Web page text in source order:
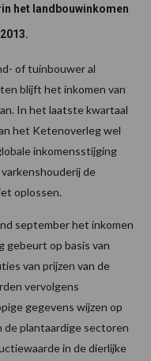
het landbouwinkomen
of tuinbouwer al
blijft het inkomen van
In het laatste kwartaal
het Ketenoverleg wel
inkomensstijging
de
oplossen.
september het inkomen
gebeurt op basis van
van prijzen van de
vervolgens
gegevens wijzen op
de plantaardige sectoren
in de dierlijke